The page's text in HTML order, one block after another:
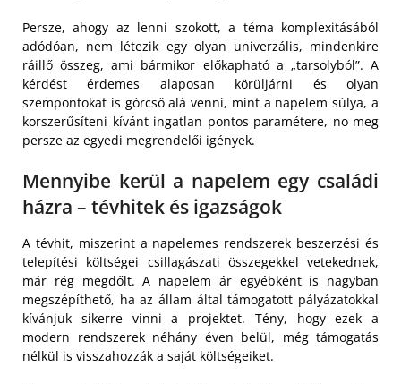
Persze, ahogy az lenni szokott, a téma komplexitásából
adódóan, nem létezik egy olyan univerzális, mindenkire
ráillő összeg, ami bármikor előkapható a „tarsolyból”. A
kérdést érdemes alaposan körüljárni és olyan
szempontokat is górcső alá venni, mint a napelem súlya, a
korszerűsíteni kívánt ingatlan pontos paramétere, no meg
persze az egyedi megrendelői igények.
Mennyibe kerül a napelem egy családi
házra – tévhitek és igazságok
A tévhit, miszerint a napelemes rendszerek beszerzési és
telepítési költségei csillagászati összegekkel vetekednek,
már rég megdőlt. A napelem ár egyébként is nagyban
megszépíthető, ha az állam által támogatott pályázatokkal
kívánjuk sikerre vinni a projektet. Tény, hogy ezek a
modern rendszerek néhány éven belül, még támogatás
nélkül is visszahozzák a saját költségeiket.